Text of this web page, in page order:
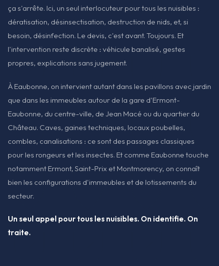
ça s'arrête. Ici, un seul interlocuteur pour tous les nuisibles :
dératisation, désinsectisation, destruction de nids, et, si
besoin, désinfection. Le devis, c'est avant. Toujours. Et
l'intervention reste discrète : véhicule banalisé, gestes
propres, explications sans jugement.
À Eaubonne, on intervient autant dans les pavillons avec jardin
que dans les immeubles autour de la gare d'Ermont-
Eaubonne, du centre-ville, de Jean Macé ou du quartier du
Château. Caves, gaines techniques, locaux poubelles,
combles, canalisations : ce sont des passages classiques
pour les rongeurs et les insectes. Et comme Eaubonne touche
notamment Ermont, Saint-Prix et Montmorency, on connaît
bien les configurations d'immeubles et de lotissements du
secteur.
Un seul appel pour tous les nuisibles. On identifie. On
traite.